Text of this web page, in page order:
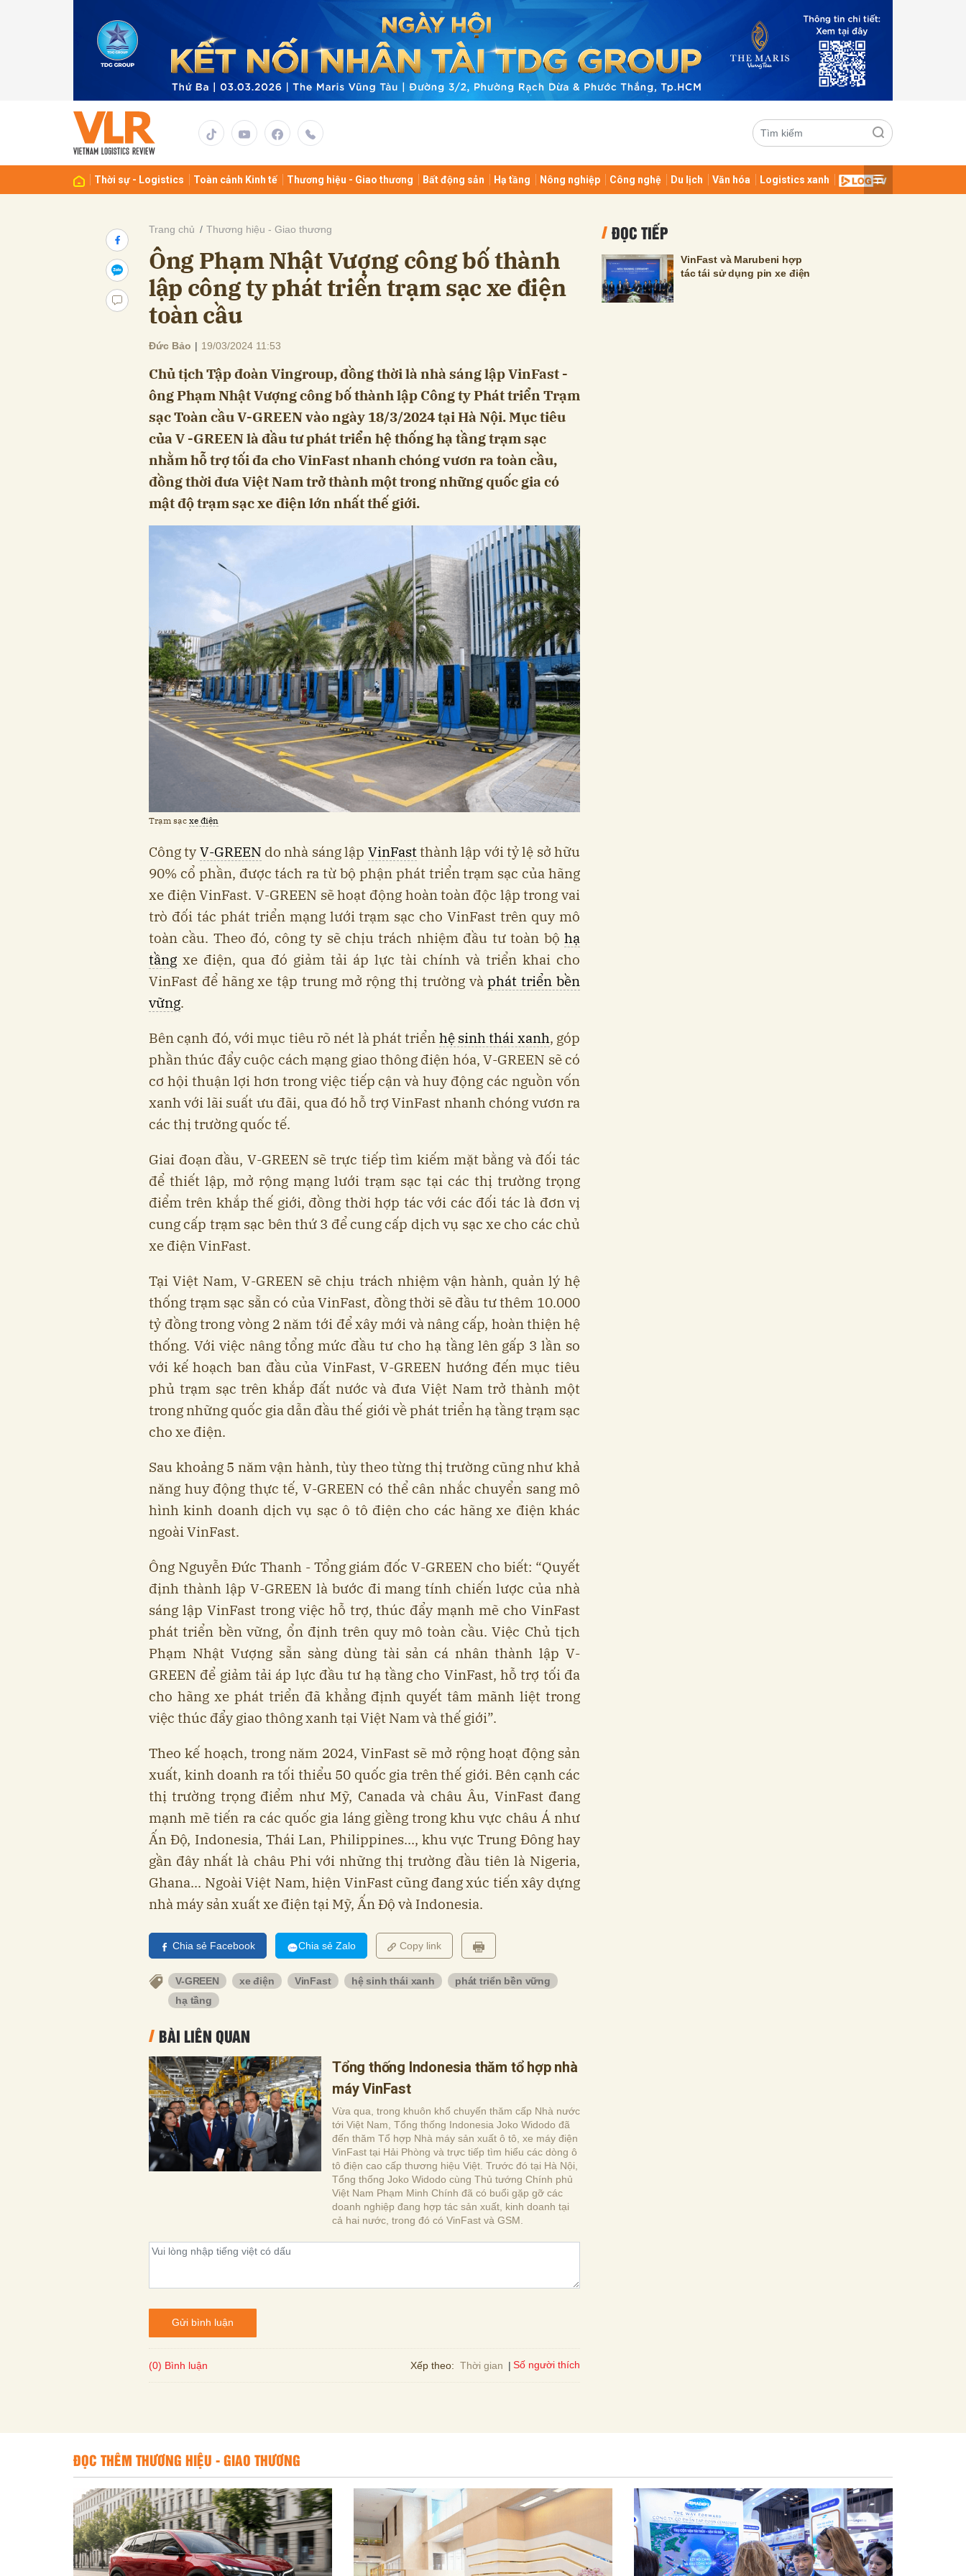
Thời sự - Logistics Toàn cảnh Kinh tế Thương hiệu - Giao thương Bất động sản Hạ tầng Nông nghiệp Công nghệ Du lịch Văn hóa Logistics xanh
Trang chủ Thương hiệu - Giao thương
Ông Phạm Nhật Vượng công bố thành
lập công ty phát triển trạm sạc xe điện
toàn cầu
Đức Bảo | 19/03/2024 11:53
Chủ tịch Tập đoàn Vingroup, đồng thời là nhà sáng lập VinFast -
ông Phạm Nhật Vượng công bố thành lập Công ty Phát triển Trạm
sạc Toàn cầu V-GREEN vào ngày 18/3/2024 tại Hà Nội. Mục tiêu
của V -GREEN là đầu tư phát triển hệ thống hạ tầng trạm sạc
nhằm hỗ trợ tối đa cho VinFast nhanh chóng vươn ra toàn cầu,
đồng thời đưa Việt Nam trở thành một trong những quốc gia có
mật độ trạm sạc xe điện lớn nhất thế giới.
Trạm sạc xe điện
Công ty V-GREEN do nhà sáng lập VinFastthành lập với tỷ lệ sở hữu
90% cổ phần, được tách ra từ bộ phận phát triển trạm sạc của hãng
xe điện VinFast. V-GREEN sẽ hoạt động hoàn toàn độc lập trong vai
trò đối tác phát triển mạng lưới trạm sạc cho VinFast trên quy mô
toàn cầu. Theo đó, công ty sẽ chịu trách nhiệm đầu tư toàn bộ hạ
tầng xe điện, qua đó giảm tải áp lực tài chính và triển khai cho
VinFast để hãng xe tập trung mở rộng thị trường vàphát triển bền
vững.
Bên cạnh đó, với mục tiêu rõ nét là phát triển hệ sinh thái xanh, góp
phần thúc đẩy cuộc cách mạng giao thông điện hóa, V-GREEN sẽ có
cơ hội thuận lợi hơn trong việc tiếp cận và huy động các nguồn vốn
xanh với lãi suất ưu đãi, qua đó hỗ trợ VinFast nhanh chóng vươn ra
các thị trường quốc tế.
Giai đoạn đầu, V-GREEN sẽ trực tiếp tìm kiếm mặt bằng và đối tác
để thiết lập, mở rộng mạng lưới trạm sạc tại các thị trường trọng
điểm trên khắp thế giới, đồng thời hợp tác với các đối tác là đơn vị
cung cấp trạm sạc bên thứ 3 để cung cấp dịch vụ sạc xe cho các chủ
xe điện VinFast.
Tại Việt Nam, V-GREEN sẽ chịu trách nhiệm vận hành, quản lý hệ
thống trạm sạc sẵn có của VinFast, đồng thời sẽ đầu tư thêm 10.000
tỷ đồng trong vòng 2 năm tới để xây mới và nâng cấp, hoàn thiện hệ
thống. Với việc nâng tổng mức đầu tư cho hạ tầng lên gấp 3 lần so
với kế hoạch ban đầu của VinFast, V-GREEN hướng đến mục tiêu
phủ trạm sạc trên khắp đất nước và đưa Việt Nam trở thành một
trong những quốc gia dẫn đầu thế giới về phát triển hạ tầng trạm sạc
cho xe điện.
Sau khoảng 5 năm vận hành, tùy theo từng thị trường cũng như khả
năng huy động thực tế, V-GREEN có thể cân nhắc chuyển sang mô
hình kinh doanh dịch vụ sạc ô tô điện cho các hãng xe điện khác
ngoài VinFast.
Ông Nguyễn Đức Thanh - Tổng giám đốc V-GREEN cho biết: “Quyết
định thành lập V-GREEN là bước đi mang tính chiến lược của nhà
sáng lập VinFast trong việc hỗ trợ, thúc đẩy mạnh mẽ cho VinFast
phát triển bền vững, ổn định trên quy mô toàn cầu. Việc Chủ tịch
Phạm Nhật Vượng sẵn sàng dùng tài sản cá nhân thành lập V-
GREEN để giảm tải áp lực đầu tư hạ tầng cho VinFast, hỗ trợ tối đa
cho hãng xe phát triển đã khẳng định quyết tâm mãnh liệt trong
việc thúc đẩy giao thông xanh tại Việt Nam và thế giới”.
Theo kế hoạch, trong năm 2024, VinFast sẽ mở rộng hoạt động sản
xuất, kinh doanh ra tối thiểu 50 quốc gia trên thế giới. Bên cạnh các
thị trường trọng điểm như Mỹ, Canada và châu Âu, VinFast đang
mạnh mẽ tiến ra các quốc gia láng giềng trong khu vực châu Á như
Ấn Độ, Indonesia, Thái Lan, Philippines..., khu vực Trung Đông hay
gần đây nhất là châu Phi với những thị trường đầu tiên là Nigeria,
Ghana... Ngoài Việt Nam, hiện VinFast cũng đang xúc tiến xây dựng
nhà máy sản xuất xe điện tại Mỹ, Ấn Độ và Indonesia.
Chia sẻ Facebook Chia sẻ Zalo Copy link
V-GREEN xe điện VinFast hệ sinh thái xanh
phát triển bền vững
hạ tầng
BÀI LIÊN QUAN
Tổng thống Indonesia thăm tổ hợp nhà
máy VinFast
Vừa qua, trong khuôn khổ chuyến thăm cấp Nhà nước
tới Việt Nam, Tổng thống Indonesia Joko Widodo đã
đến thăm Tổ hợp Nhà máy sản xuất ô tô, xe máy điện
VinFast tại Hải Phòng và trực tiếp tìm hiểu các dòng ô
tô điện cao cấp thương hiệu Việt. Trước đó tại Hà Nội,
Tổng thống Joko Widodo cùng Thủ tướng Chính phủ
Việt Nam Phạm Minh Chính đã có buổi gặp gỡ các
doanh nghiệp đang hợp tác sản xuất, kinh doanh tại
cả hai nước, trong đó có VinFast và GSM.
Gửi bình luận
(0) Bình luận Xếp theo: Thời gian Số người thích
ĐỌC TIẾP
VinFast và Marubeni hợp
tác tái sử dụng pin xe điện
ĐỌC THÊM THƯƠNG HIỆU - GIAO THƯƠNG
Gửi bình luận